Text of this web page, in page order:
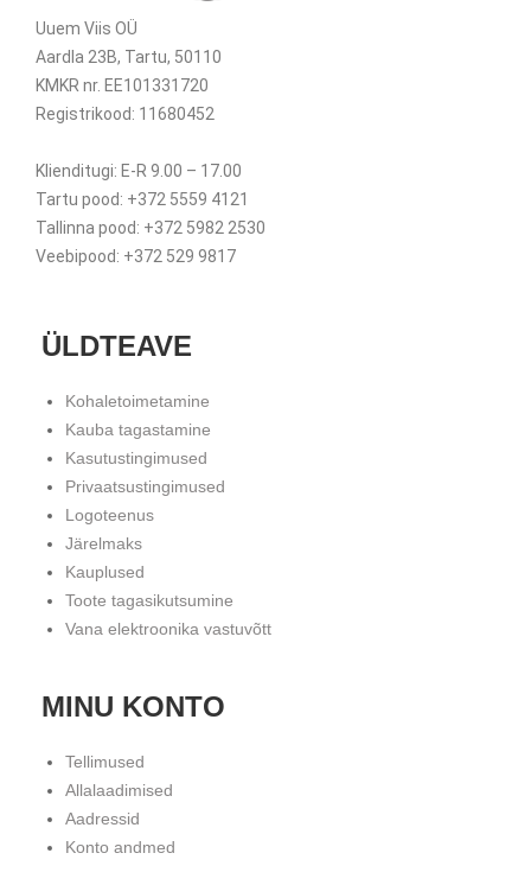
Uuem Viis OÜ
Aardla 23B, Tartu, 50110
KMKR nr. EE101331720
Registrikood: 11680452
Klienditugi: E-R 9.00 – 17.00
Tartu pood: +372 5559 4121
Tallinna pood: +372 5982 2530
Veebipood: +372 529 9817
ÜLDTEAVE
Kohaletoimetamine
Kauba tagastamine
Kasutustingimused
Privaatsustingimused
Logoteenus
Järelmaks
Kauplused
Toote tagasikutsumine
Vana elektroonika vastuvõtt
MINU KONTO
Tellimused
Allalaadimised
Aadressid
Konto andmed